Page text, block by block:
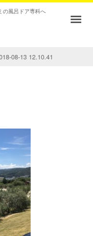
の風呂ドア専科へ
08-13 12.10.41